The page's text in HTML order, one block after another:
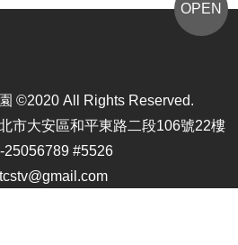
OPEN
©2020 All Rights Reserved.
市大安區和平東路二段106號22樓
25056789 #5526